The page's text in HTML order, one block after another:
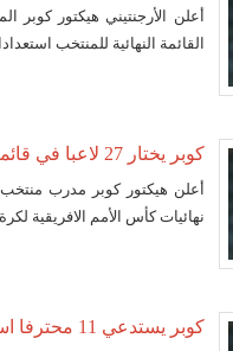
أعلن الأرجنتيني هيكتور كوبر
القائمة النهائية للمنتخب
كوبر يختار 27 لاعبا في قائمة مبدئية لمنتخب مصر استعداداً لأمم أفريقيا
نهائيات كأس الأمم الافريقية
كوبر يستدعي 11 محترفا استعدادا لبطولة أمم أفريقيا